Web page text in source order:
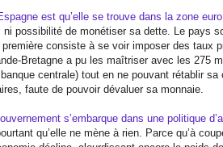
est qu’elle se trouve dans la zone euro
ni possibilité de monétiser sa dette. Le pays
première consiste à se voir imposer des taux
Bretagne a pu les maîtriser avec les 275
centrale) tout en ne pouvant rétablir sa
faute de pouvoir dévaluer sa monnaie.
s’embarque dans une politique
qu’elle ne mène à rien. Parce qu’à